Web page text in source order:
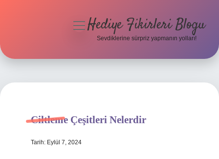
Hakkımızda
menüyüHediye Fikirleri Blogu
Sevdiklerine sürpriz yapmanın yolları!
Ciltleme Çeşitleri Nelerdir
Tarih: Eylül 7, 2024